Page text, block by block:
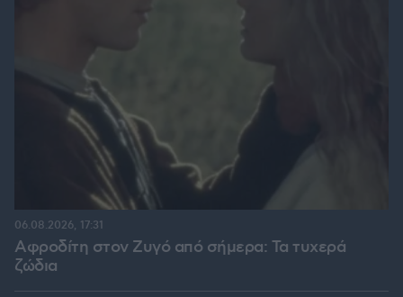
Αφροδίτη στον Ζυγό από σήμερα: Τα τυχερά
ζώδια
06.08.2026, 17:31